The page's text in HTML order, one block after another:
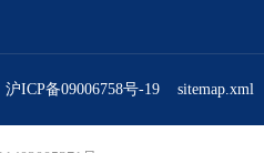
沪ICP备09006758号-19 sitemap.xml